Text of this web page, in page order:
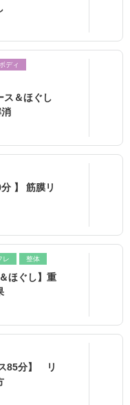
ボディ
ス＆ほぐし
】 筋膜リ
レ 整体
ほぐし】重
85分】 リ